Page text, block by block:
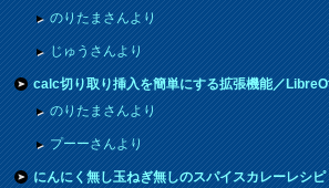
のりたまさんより
じゅうさんより
calc切り取り挿入を簡単にする拡張機能／
のりたまさんより
プーーさんより
にんにく無し玉ねぎ無しのスパイスカレーレシピ